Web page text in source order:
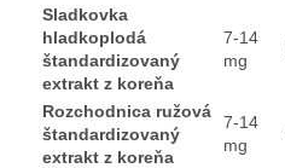
Sladkovka
hladkoplodá
štandardizovaný
extrakt z koreňa
7-14
mg
Rozchodnica ružová
štandardizovaný
extrakt z koreňa
7-14
mg